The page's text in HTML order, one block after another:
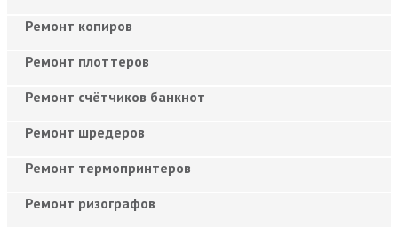
Ремонт копиров
Ремонт плоттеров
Ремонт счётчиков банкнот
Ремонт шредеров
Ремонт термопринтеров
Ремонт ризографов